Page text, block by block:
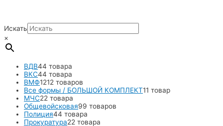
Искать
×
ВДВ44 товара
ВКС44 товара
ВМФ1212 товаров
Все формы / БОЛЬШОЙ КОМПЛЕКТ11 товар
МЧС22 товара
Общевойсковая99 товаров
Полиция44 товара
Прокуратура22 товара